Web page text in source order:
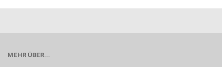
MEHR ÜBER...